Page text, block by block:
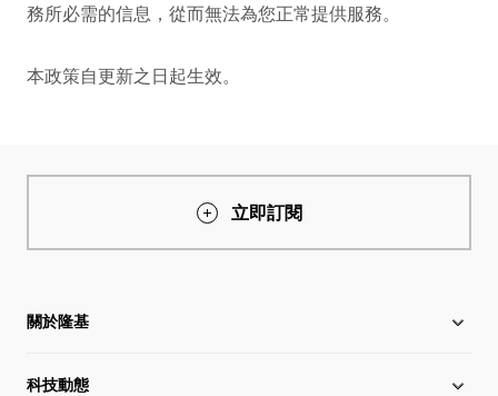
務所必需的信息，從而無法為您正常提供服務。
本政策自更新之日起生效。
立即訂閱
關於隆基
關於隆基
科技動態